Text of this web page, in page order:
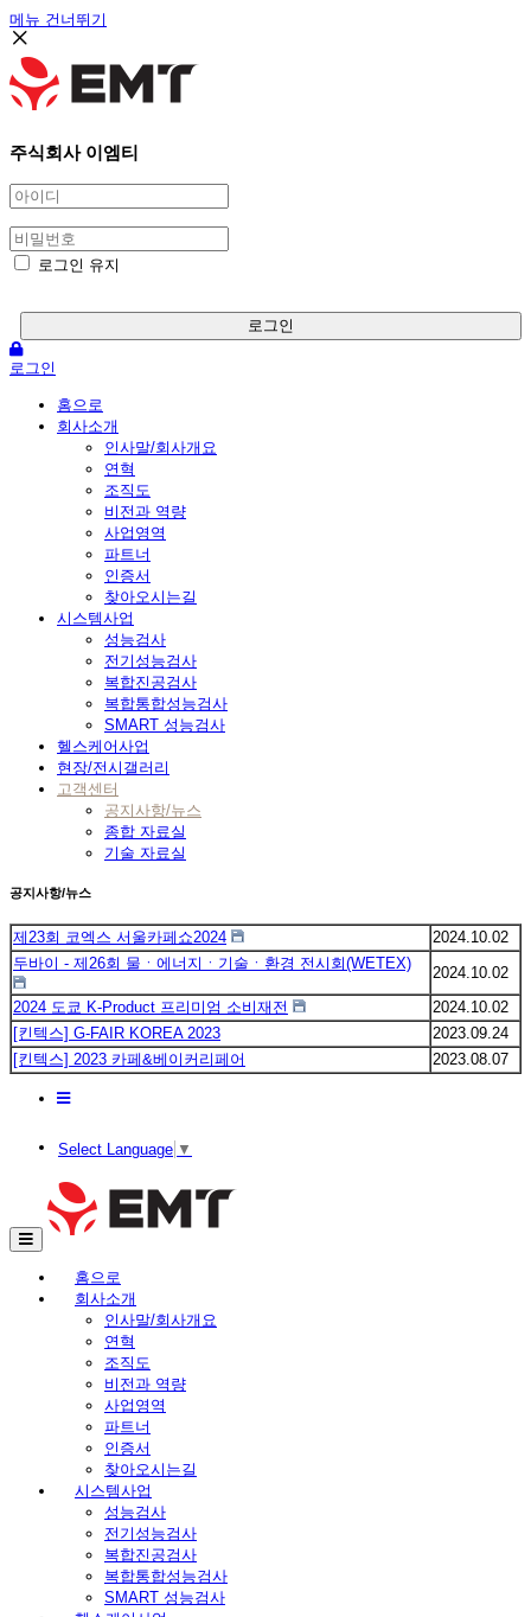
메뉴 건너뛰기
주식회사 이엠티
로그인 유지
로그인
로그인
홈으로
회사소개
인사말/회사개요
연혁
조직도
비전과 역량
사업영역
파트너
인증서
찾아오시는길
시스템사업
성능검사
전기성능검사
복합진공검사
복합통합성능검사
SMART 성능검사
헬스케어사업
현장/전시갤러리
고객센터
공지사항/뉴스
종합 자료실
기술 자료실
공지사항/뉴스
제23회 코엑스 서울카페쇼2024
2024.10.02
두바이 - 제26회 물ㆍ에너지ㆍ기술ㆍ환경 전시회(WETEX)
2024.10.02
2024 도쿄 K-Product 프리미엄 소비재전
2024.10.02
[킨텍스] G-FAIR KOREA 2023
2023.09.24
[킨텍스] 2023 카페&베이커리페어
2023.08.07
Select Language ▼
홈으로
회사소개
인사말/회사개요
연혁
조직도
비전과 역량
사업영역
파트너
인증서
찾아오시는길
시스템사업
성능검사
전기성능검사
복합진공검사
복합통합성능검사
SMART 성능검사